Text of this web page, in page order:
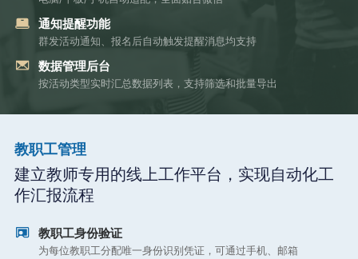
通知提醒功能
群发活动通知、报名后自动触发提醒消息均支持
数据管理后台
按活动类型实时汇总数据列表，支持筛选和批量导出
教职工管理
建立教师专用的线上工作平台，实现自动化工
作汇报流程
教职工身份验证
为每位教职工分配唯一身份识别凭证，可通过手机、邮箱